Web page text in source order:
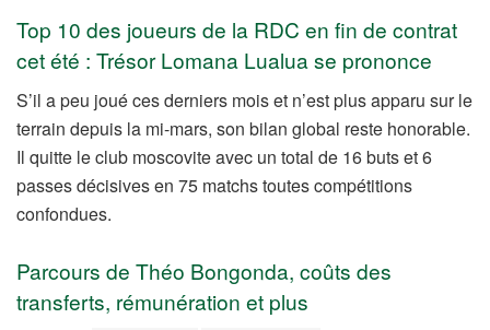
Top 10 des joueurs de la RDC en fin de contrat
cet été : Trésor Lomana Lualua se prononce
S’il a peu joué ces derniers mois et n’est plus apparu sur le
terrain depuis la mi-mars, son bilan global reste honorable.
Il quitte le club moscovite avec un total de 16 buts et 6
passes décisives en 75 matchs toutes compétitions
confondues.
Parcours de Théo Bongonda, coûts des
transferts, rémunération et plus